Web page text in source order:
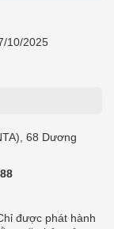
10/2025
68 Dương
được phát hành